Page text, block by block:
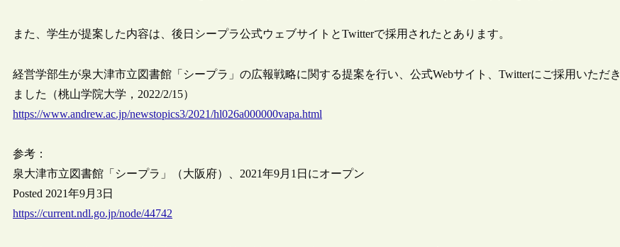
また、学生が提案した内容は、後日シープラ公式ウェブサイトとTwitterで採用されたとあります。
経営学部生が泉大津市立図書館「シープラ」の広報戦略に関する提案を行い、公式Webサイト、Twitterにご採用いただき
ました（桃山学院大学，2022/2/15）
https://www.andrew.ac.jp/newstopics3/2021/hl026a000000vapa.html
参考：
泉大津市立図書館「シープラ」（大阪府）、2021年9月1日にオープン
Posted 2021年9月3日
https://current.ndl.go.jp/node/44742